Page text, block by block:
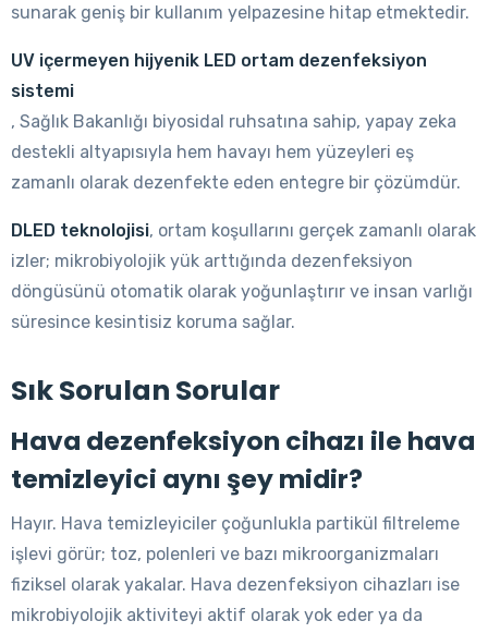
sunarak geniş bir kullanım yelpazesine hitap etmektedir.
UV içermeyen hijyenik LED ortam dezenfeksiyon
sistemi
, Sağlık Bakanlığı biyosidal ruhsatına sahip, yapay zeka
destekli altyapısıyla hem havayı hem yüzeyleri eş
zamanlı olarak dezenfekte eden entegre bir çözümdür.
DLED teknolojisi, ortam koşullarını gerçek zamanlı olarak
izler; mikrobiyolojik yük arttığında dezenfeksiyon
döngüsünü otomatik olarak yoğunlaştırır ve insan varlığı
süresince kesintisiz koruma sağlar.
Sık Sorulan Sorular
Hava dezenfeksiyon cihazı ile hava
temizleyici aynı şey midir?
Hayır. Hava temizleyiciler çoğunlukla partikül filtreleme
işlevi görür; toz, polenleri ve bazı mikroorganizmaları
fiziksel olarak yakalar. Hava dezenfeksiyon cihazları ise
mikrobiyolojik aktiviteyi aktif olarak yok eder ya da